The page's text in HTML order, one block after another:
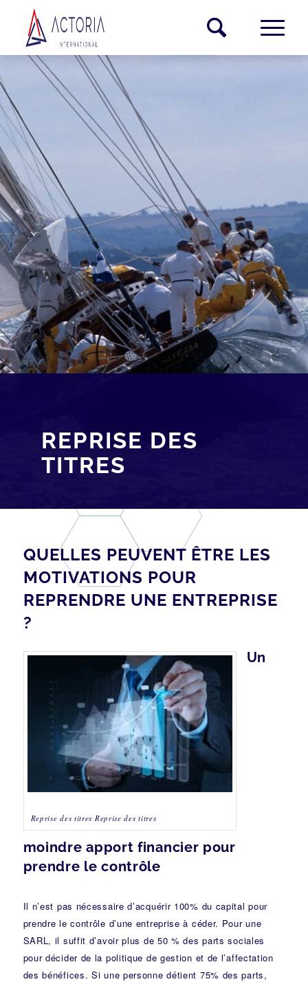
REPRISE DES
TITRES
QUELLES PEUVENT ÊTRE LES
MOTIVATIONS POUR
REPRENDRE UNE ENTREPRISE
?
Reprise des titres Reprise des titres
Un
moindre apport financier pour
prendre le contrôle
Il n’est pas nécessaire d’acquérir 100% du capital pour
prendre le contrôle d’une entreprise à céder. Pour une
SARL, il suffit d’avoir plus de 50 % des parts sociales
pour décider de la politique de gestion et de l’affectation
des bénéfices. Si une personne détient 75% des parts,